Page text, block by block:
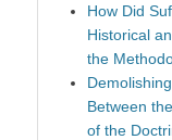
How Did
Historical
the
Between
of the